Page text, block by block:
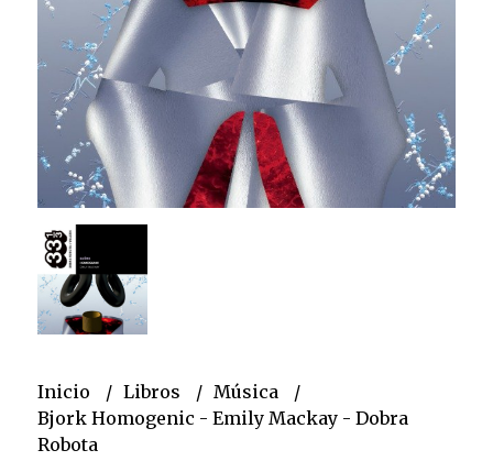
Inicio Libros
Música
Bjork Homogenic - Emily Mackay - Dobra
Robota